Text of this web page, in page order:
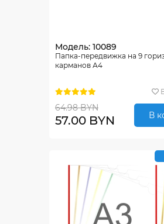
Модель: 10089
Папка-передвижка на 9
карманов А4
64.98 BYN
57.00 BYN В